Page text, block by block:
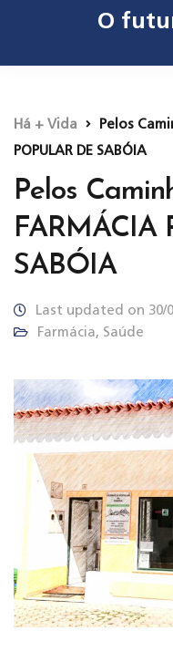
O
Há + Vida
Pelos
POPULAR DE SABÓIA
Pelos
FARMÁCIA
SABÓIA
Last updated on 30/
Farmácia, Saúde